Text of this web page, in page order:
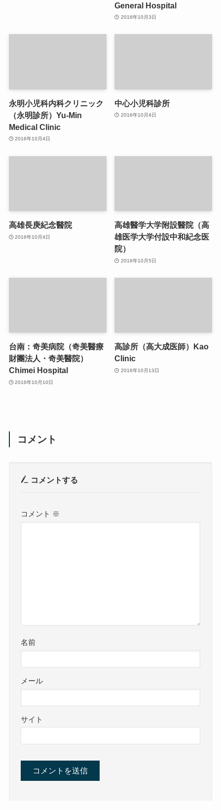
General Hospital
2016年10月3日
永明小児科内科クリニック
（永明診所）Yu-Min
Medical Clinic
2016年10月4日
中心小児科診所
2016年10月4日
高雄長庚紀念醫院
2016年10月4日
高雄醫学大学附設醫院（高
雄医学大学付設中和紀念医
院）
2016年10月5日
台南：奇美病院（奇美醫療
財團法人・奇美醫院）
Chimei Hospital
2016年10月10日
高診所（高大成医師）Kao
Clinic
2016年10月13日
コメント
コメントする
コメント ※
名前
メール
サイト